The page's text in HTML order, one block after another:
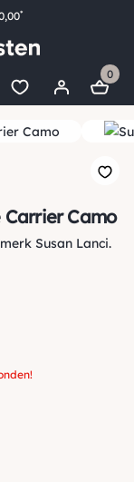
*
0
Camo
Susan Lanci.